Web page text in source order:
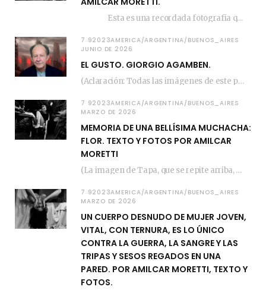
Esta es una recordada fotografía que registré…
7 92023AMERICA/ARGENTINA/BUENOS_AIRES
JUNIO DE 2026
EL GUSTO. GIORGIO AGAMBEN.
(Aclaración: Todas las imágenes de este posteo fueron tomadas de Bloghemia.com, y todos los…
7 92023AMERICA/ARGENTINA/BUENOS_AIRES
MARZO DE 2026
MEMORIA DE UNA BELLÍSIMA MUCHACHA:
FLOR. TEXTO Y FOTOS POR AMILCAR
MORETTI
(La imagen de Tapa, que se repite arriba, fue compuesta por Amilcar Moretti el viernes…
7 92023AMERICA/ARGENTINA/BUENOS_AIRES
MARZO DE 2026
UN CUERPO DESNUDO DE MUJER JOVEN,
VITAL, CON TERNURA, ES LO ÚNICO
CONTRA LA GUERRA, LA SANGRE Y LAS
TRIPAS Y SESOS REGADOS EN UNA
PARED. POR AMILCAR MORETTI, TEXTO Y
FOTOS.